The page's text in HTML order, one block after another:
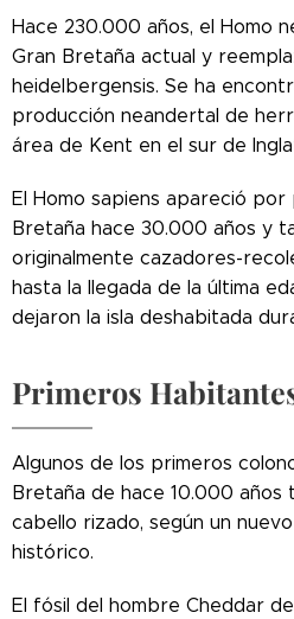
Hace 230.000 años, el Homo
Gran Bretaña actual y
heidelbergensis. Se ha
producción neandertal de
área de Kent en el sur de
El Homo sapiens apareció por
Bretaña hace 30.000 años y
originalmente cazadores-
hasta la llegada de la última
dejaron la isla deshabitada
Primeros
Algunos de los primeros
Bretaña de hace 10.000 años
cabello rizado, según un
histórico.
El fósil del hombre Cheddar